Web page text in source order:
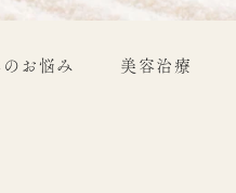
お悩み 美容治療